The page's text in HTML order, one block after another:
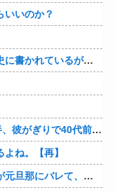
いいのか？
ているんでバカではないよな？
との二泊三日の旅行、早く行けるといいな♪
ね。【再】
ると言われてるけど、女として生きたいの。